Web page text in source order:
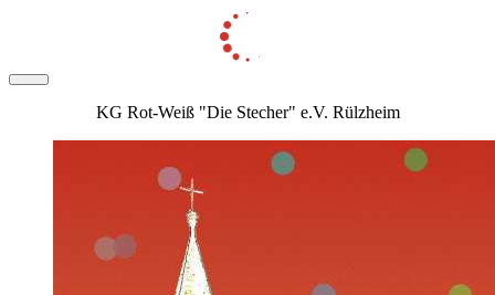
KG Rot-Weiß "Die Stecher" e.V. Rülzheim